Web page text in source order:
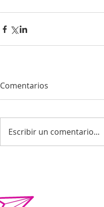
Comentarios
Escribir un comentario...